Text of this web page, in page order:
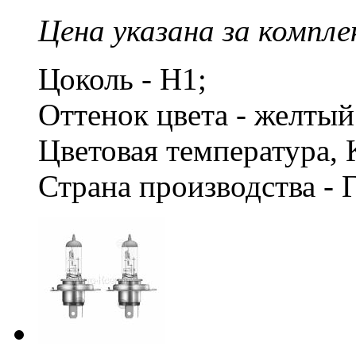
Цена указана за
Цоколь - H1;
Оттенок цвета -
Цветовая
Страна производства -